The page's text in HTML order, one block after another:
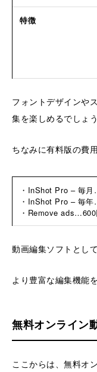
特徴
フォントデザインや
集を楽しめるでしょう
ちなみに有料版の費
・InShot Pro – 毎
・InShot Pro – 毎
・Remove ads…600
動画編集ソフトとし
より豊富な編集機能
無料オンライン
ここからは、無料オ